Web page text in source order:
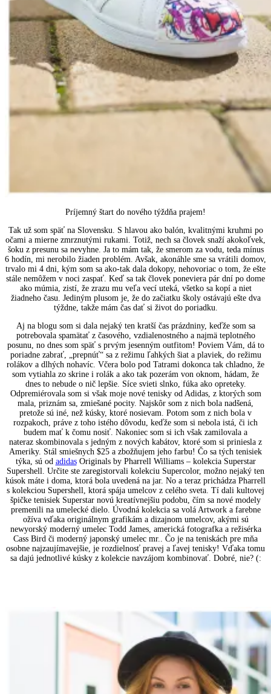
Príjemný štart do nového týždňa prajem!
Tak už som späť na Slovensku. S hlavou ako balón, kvalitnými kruhmi po
očami a mierne zmrznutými rukami. Totiž, nech sa človek snaží akokoľvek,
šoku z presunu sa nevyhne. Ja to mám tak, že smerom za vodu, teda mínus
6 hodín, mi nerobilo žiaden problém. Avšak, akonáhle sme sa vrátili domov,
trvalo mi 4 dni, kým som sa ako-tak dala dokopy, nehovoriac o tom, že ešte
stále nemôžem v noci zaspať. Keď sa tak človek poneviera pár dní po dome
ako múmia, zistí, že zrazu mu veľa vecí uteká, všetko sa kopí a niet
žiadneho času. Jediným plusom je, že do začiatku školy ostávajú ešte dva
týždne, takže mám čas dať si život do poriadku.
Aj na blogu som si dala nejaký ten kratší čas prázdniny, keďže som sa
potrebovala spamätať z časového, vzdialenostného a najmä teplotného
posunu, no dnes som späť s prvým jesenným outfitom! Poviem Vám, dá to
poriadne zabrať, „prepnúť“ sa z režimu ľahkých šiat a plaviek, do režimu
rolákov a dlhých nohavíc. Včera bolo pod Tatrami dokonca tak chladno, že
som vytiahla zo skrine i rolák a ako tak pozerám von oknom, hádam, že
dnes to nebude o nič lepšie. Síce svieti slnko, fúka ako opreteky.
Odpremiérovala som si však moje nové tenisky od Adidas, z ktorých som
mala, priznám sa, zmiešané pocity. Najskôr som z nich bola nadšená,
pretože sú iné, než kúsky, ktoré nosievam. Potom som z nich bola v
rozpakoch, práve z toho istého dôvodu, keďže som si nebola istá, či ich
budem mať k čomu nosiť. Nakoniec som si ich však zamilovala a
nateraz skombinovala s jedným z nových kabátov, ktoré som si priniesla z
Ameriky. Stál smiešnych $25 a zbožňujem jeho farbu! Čo sa tých tenisiek
týka, sú od adidasOriginals by Pharrell Williams – kolekcia Superstar
Supershell. Určite ste zaregistorvali kolekciu Supercolor, možno nejaký ten
kúsok máte i doma, ktorá bola uvedená na jar. No a teraz prichádza Pharrell
s kolekciou Supershell, ktorá spája umelcov z celého sveta. Tí dali kultovej
špičke tenisiek Superstar novú kreatívnejšiu podobu, čím sa nové modely
premenili na umelecké dielo. Úvodná kolekcia sa volá Artwork a farebne
ožíva vďaka originálnym grafikám a dizajnom umelcov, akými sú
newyorský moderný umelec Todd James, americká fotografka a režisérka
Cass Bird či moderný japonský umelec mr.. Čo je na teniskách pre mňa
osobne najzaujímavejšie, je rozdielnosť pravej a ľavej tenisky! Vďaka tomu
sa dajú jednotlivé kúsky z kolekcie navzájom kombinovať. Dobré, nie? (: